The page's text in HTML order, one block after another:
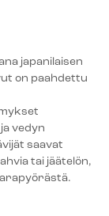
japanilaisen
on paahdettu
vedyn
saavat
tai jäätelön,